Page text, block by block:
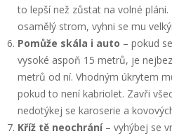
to lepší než zůstat na volné
osamělý strom, vyhni se mu
Pomůže skála i auto – pokud
vysoké aspoň 15 metrů, je
metrů od ní. Vhodným úkrytem
pokud to není kabriolet. Zavři
nedotýkej se karoserie a
Kříž tě neochrání – vyhýbej se